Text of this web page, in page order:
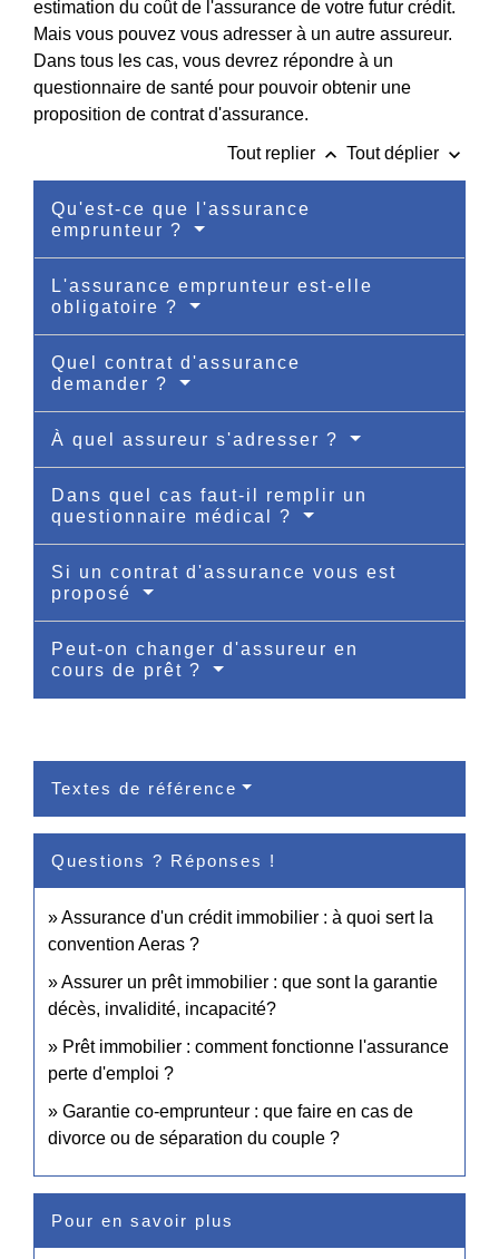
estimation du coût de l'assurance de votre futur crédit.
Mais vous pouvez vous adresser à un autre assureur.
Dans tous les cas, vous devrez répondre à un
questionnaire de santé pour pouvoir obtenir une
proposition de contrat d'assurance.
Tout replier keyboard_arrow_up Tout déplier keyboard_arrow_down
Qu'est-ce que l'assurance
emprunteur ?
L'assurance emprunteur est-elle
obligatoire ?
Quel contrat d'assurance
demander ?
À quel assureur s'adresser ?
Dans quel cas faut-il remplir un
questionnaire médical ?
Si un contrat d'assurance vous est
proposé
Peut-on changer d'assureur en
cours de prêt ?
Textes de référence
Questions ? Réponses !
Assurance d'un crédit immobilier : à quoi sert la
convention Aeras ?
Assurer un prêt immobilier : que sont la garantie
décès, invalidité, incapacité?
Prêt immobilier : comment fonctionne l'assurance
perte d'emploi ?
Garantie co-emprunteur : que faire en cas de
divorce ou de séparation du couple ?
Pour en savoir plus